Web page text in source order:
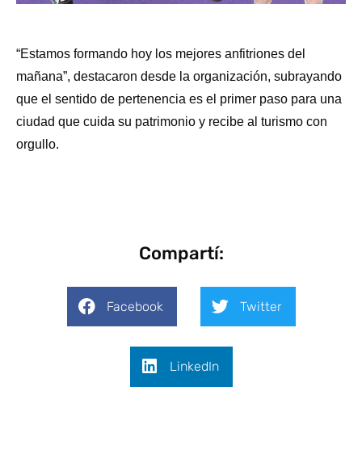
“Estamos formando hoy los mejores anfitriones del
mañana”, destacaron desde la organización, subrayando
que el sentido de pertenencia es el primer paso para una
ciudad que cuida su patrimonio y recibe al turismo con
orgullo.
Compartí:
Facebook Twitter
LinkedIn